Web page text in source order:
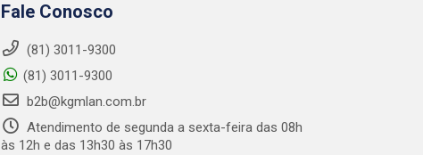
Fale Conosco
(81) 3011-9300
(81) 3011-9300
b2b@kgmlan.com.br
Atendimento de segunda a sexta-feira das 08h
às 12h e das 13h30 às 17h30